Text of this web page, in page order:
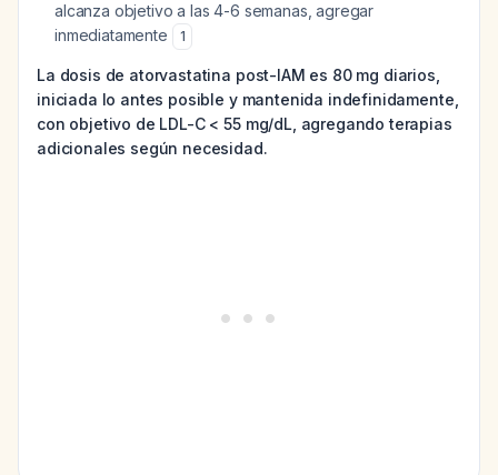
alcanza objetivo a las 4-6 semanas, agregar
inmediatamente
1
La dosis de atorvastatina post-IAM es 80 mg diarios,
iniciada lo antes posible y mantenida indefinidamente,
con objetivo de LDL-C < 55 mg/dL, agregando terapias
adicionales según necesidad.